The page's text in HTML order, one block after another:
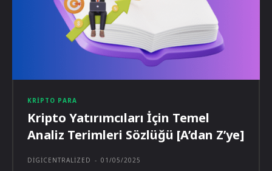
KRIPTO PARA
Kripto Yatırımcıları İçin Temel
Analiz Terimleri Sözlüğü [A’dan Z’ye]
DIGICENTRALIZED - 01/05/2025